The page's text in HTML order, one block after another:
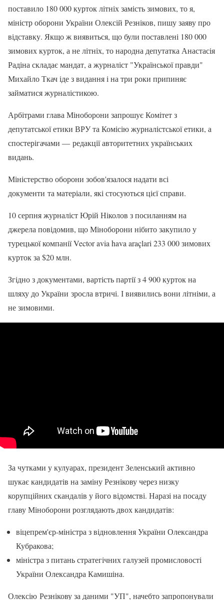
поставило 180 000 курток літніх замість зимових, то я,
міністр оборони України Олексій Резніков, пишу заяву про
відставку. Якщо ж виявиться, що були поставлені 180 000
зимових курток, а не літніх, то народна депутатка Анастасія
Радіна складає мандат, а журналіст "Української правди"
Михайло Ткач іде з видання і на три роки припиняє
займатися журналістикою.
Арбітрами глава Міноборони запрошує Комітет з
депутатської етики ВРУ та Комісію журналістської етики, а
спостерігачами — редакції авторитетних українських
видань.
Міністерство оборони зобов'язалося надати всі
документи та матеріали, які стосуються цієї справи.
10 серпня журналіст Юрій Ніколов з посиланням на
джерела повідомив, що Міноборони нібито закупило у
турецької компанії Vector avia hava araçlari 233 000 зимових
курток за $20 млн.
Згідно з документами, вартість партії з 4 900 курток на
шляху до України зросла втричі. І виявились вони літніми, а
не зимовими.
За чутками у кулуарах, президент Зеленський активно
шукає кандидатів на заміну Резнікову через низку
корупційних скандалів у його відомстві. Наразі на посаду
главу Міноборони розглядають двох кандидатів:
віцепрем'єр-міністра з відновлення України Олександра
Кубракова;
міністра з питань стратегічних галузей промисловості
України Олександра Камишіна.
Олексію Резнікову за даними "УП", начебто запропонували